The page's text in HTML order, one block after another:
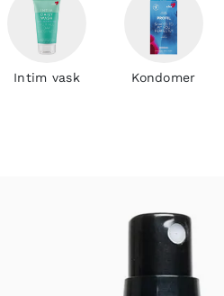
Intim vask Kondomer